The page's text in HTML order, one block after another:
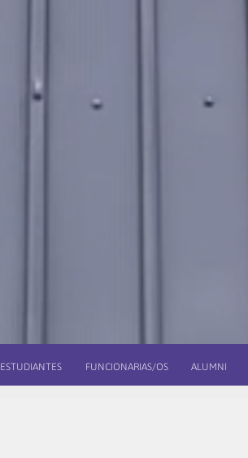
ESTUDIANTES FUNCIONARIAS/OS ALUMNI